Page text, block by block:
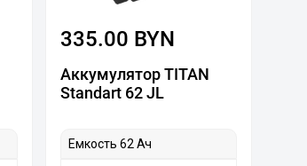
335.00 BYN
Аккумулятор TITAN
Standart 62 JL
Емкость 62 Ач